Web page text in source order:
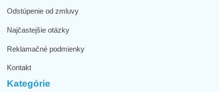
Odstúpenie od zmluvy
Najčastejšie otázky
Reklamačné podmienky
Kontakt
Kategórie